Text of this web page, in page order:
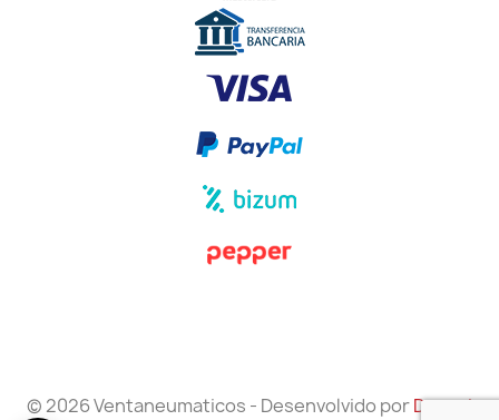
© 2026 Ventaneumaticos - Desenvolvido porDanzai